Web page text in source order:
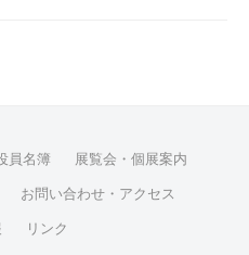
員名簿 展覧会・個展案内
お問い合わせ・アクセス
リンク